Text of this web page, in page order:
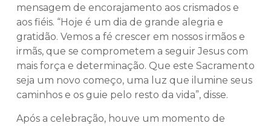
mensagem de encorajamento aos crismados e
aos fiéis. “Hoje é um dia de grande alegria e
gratidão. Vemos a fé crescer em nossos irmãos e
irmãs, que se comprometem a seguir Jesus com
mais força e determinação. Que este Sacramento
seja um novo começo, uma luz que ilumine seus
caminhos e os guie pelo resto da vida”, disse.
Após a celebração, houve um momento de